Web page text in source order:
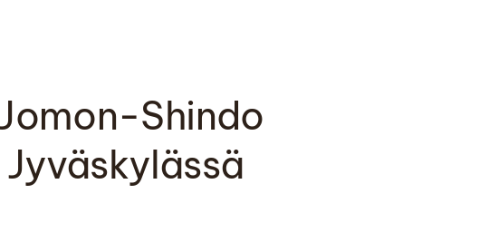
ry
Shindo